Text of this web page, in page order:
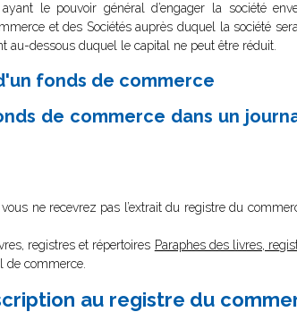
le pouvoir général d’engager la société
et des Sociétés auprès duquel la société
au-dessous duquel le capital ne peut être réduit.
fonds de commerce
de commerce dans un
ne recevrez pas l’extrait du registre du
registres et répertoires Paraphes des livres,
de commerce.
au registre du